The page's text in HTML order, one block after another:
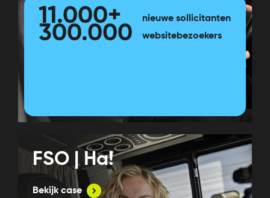
11.000+ nieuwe sollicitanten
300.000 websitebezoekers
FSO | Ha!
Bekijk case